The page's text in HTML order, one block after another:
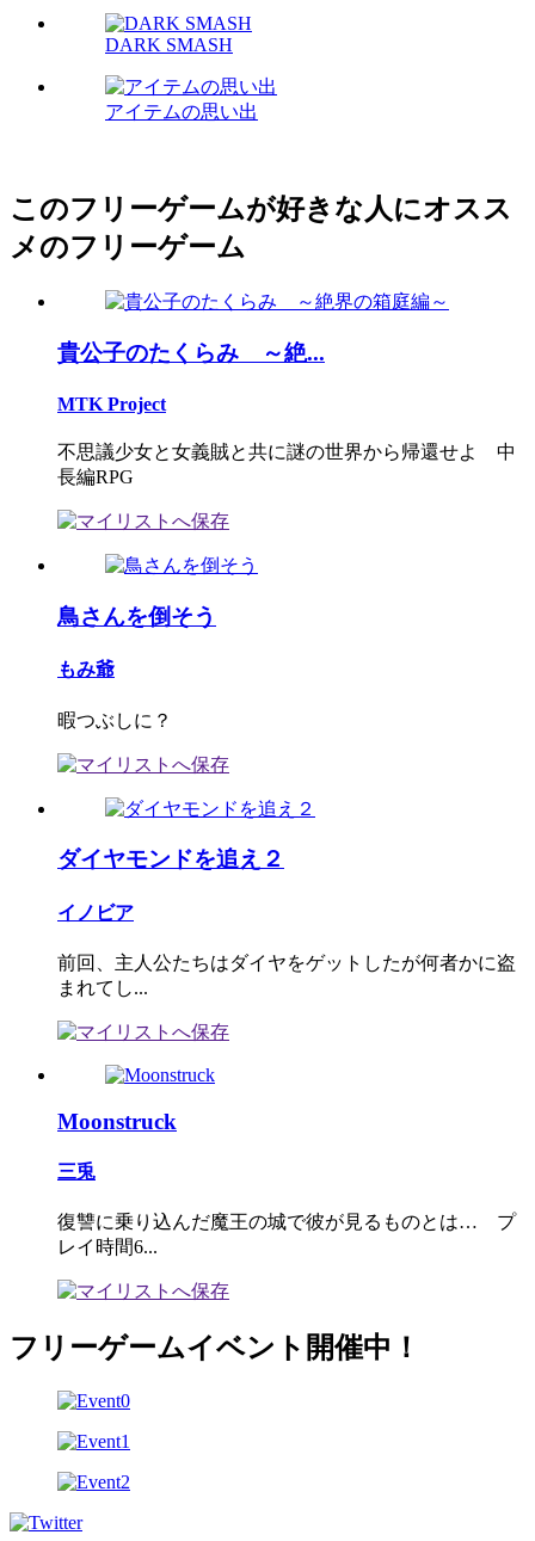
DARK SMASH
アイテムの思い出
このフリーゲームが好きな人にオスス
メのフリーゲーム
貴公子のたくらみ ～絶...
MTK Project
不思議少女と女義賊と共に謎の世界から帰還せよ 中
長編RPG
鳥さんを倒そう
もみ爺
暇つぶしに？
ダイヤモンドを追え２
イノビア
前回、主人公たちはダイヤをゲットしたが何者かに盗
まれてし...
Moonstruck
三兎
復讐に乗り込んだ魔王の城で彼が見るものとは… プ
レイ時間6...
フリーゲームイベント開催中！